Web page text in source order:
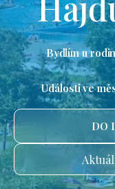
Bydlím u
Události ve
DO